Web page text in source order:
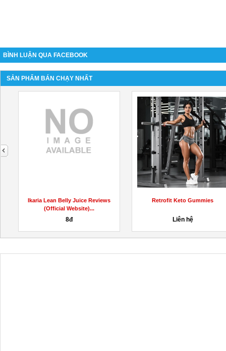
BÌNH LUẬN QUA FACEBOOK
SẢN PHẨM BÁN CHẠY NHẤT
Ikaria Lean Belly Juice Reviews
(Official Website)...
8đ
Retrofit Keto Gummies
Liên hệ
next